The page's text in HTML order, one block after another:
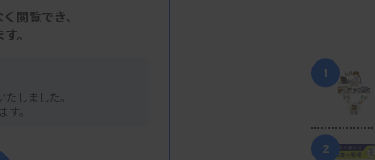
閲覧でき、
。
しました。
。
1
2